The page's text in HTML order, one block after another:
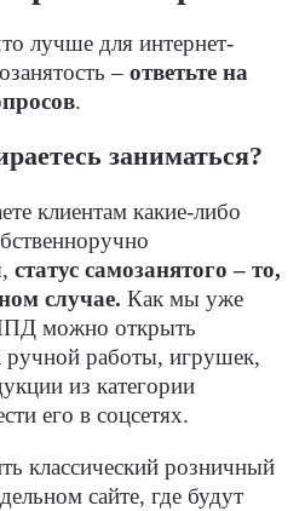
лучше для интернет-
– ответьте на
.
заниматься?
клиентам какие-либо
статус самозанятого – то,
случае. Как мы уже
можно открыть
ручной работы, игрушек,
из категории
его в соцсетях.
классический розничный
сайте, где будут